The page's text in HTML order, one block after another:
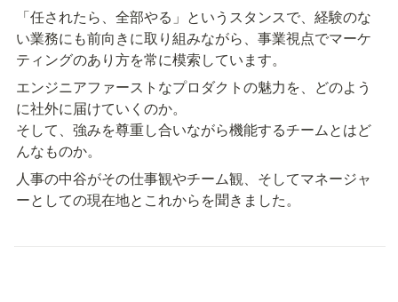
「任されたら、全部やる」というスタンスで、経験のな
い業務にも前向きに取り組みながら、事業視点でマーケ
ティングのあり方を常に模索しています。
エンジニアファーストなプロダクトの魅力を、どのよう
に社外に届けていくのか。
そして、強みを尊重し合いながら機能するチームとはど
んなものか。
人事の中谷がその仕事観やチーム観、そしてマネージャ
ーとしての現在地とこれからを聞きました。